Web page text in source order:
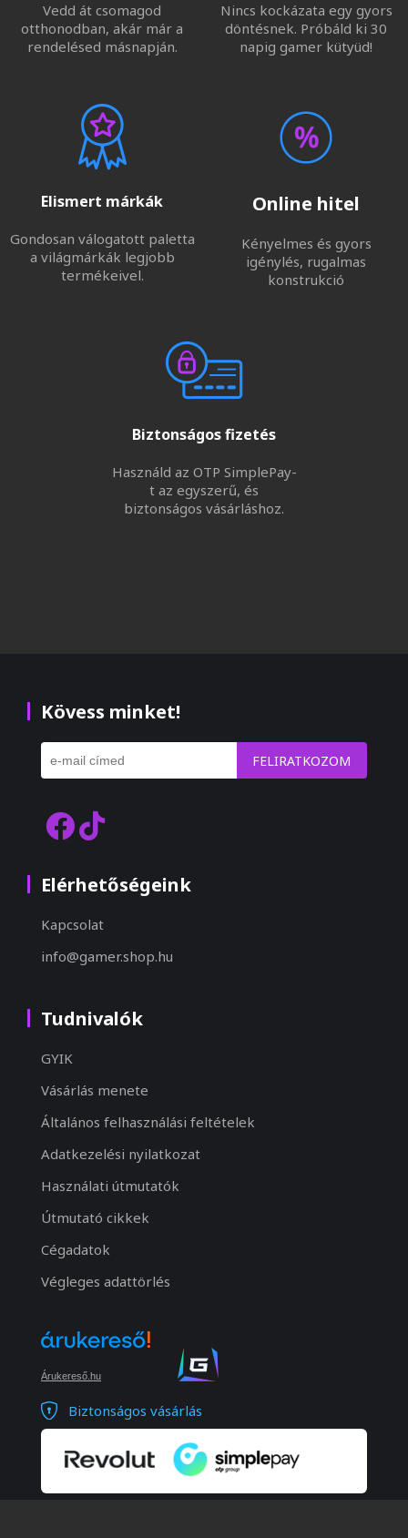
Vedd át csomagod
otthonodban, akár már a
rendelésed másnapján.
Nincs kockázata egy gyors
döntésnek. Próbáld ki 30
napig gamer kütyüd!
Elismert márkák
Gondosan válogatott paletta
a világmárkák legjobb
termékeivel.
Online hitel
Kényelmes és gyors
igénylés, rugalmas
konstrukció
Biztonságos fizetés
Használd az OTP SimplePay-
t az egyszerű, és
biztonságos vásárláshoz.
Kövess minket!
FELIRATKOZOM
Elérhetőségeink
Kapcsolat
info@gamer.shop.hu
Tudnivalók
GYIK
Vásárlás menete
Általános felhasználási feltételek
Adatkezelési nyilatkozat
Használati útmutatók
Útmutató cikkek
Cégadatok
Végleges adattörlés
Árukereső.hu
Biztonságos vásárlás